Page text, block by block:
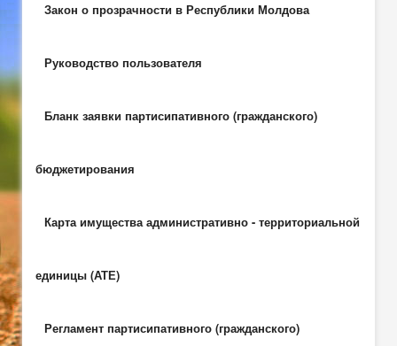
Закон о прозрачности в Республики Молдова
Руководство пользователя
Бланк заявки партисипативного (гражданского)
бюджетирования
Карта имущества административно - территориальной
единицы (АТЕ)
Регламент партисипативного (гражданского)